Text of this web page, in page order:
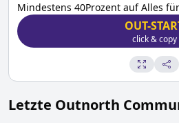
Mindestens 40Prozent auf Alles
OUT-
click & copy
Letzte Outnorth